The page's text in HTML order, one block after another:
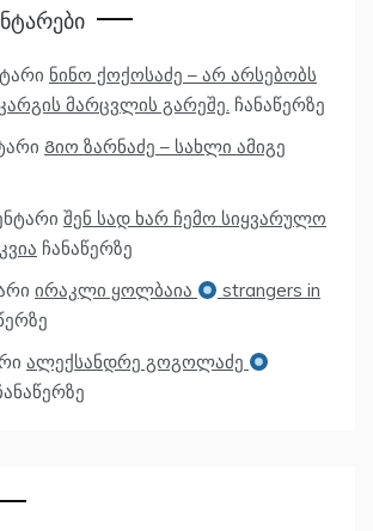
ნინო ქოქოსაძე – არ არსებობს
მარცვლის გარეშე. ჩანაწერზე
Გიო ზარნაძე – სახლი ამიგე
შენ სად ხარ ჩემო სიყვარულო
ჩანაწერზე
ირაკლი ყოლბაია
strangers in
ალექსანდრე გოგოლაძე